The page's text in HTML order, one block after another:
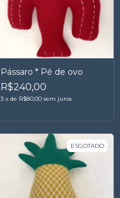
Pássaro * Pé de ovo
R$240,00
3 x de R$80,00 sem juros
ESGOTADO